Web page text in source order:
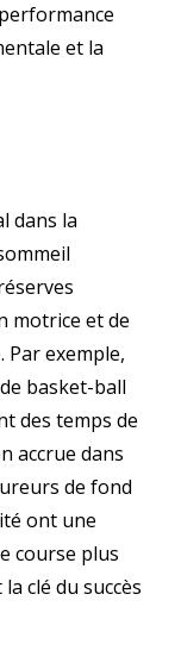
et la
dans la
motrice et de
exemple,
basket-ball
des temps de
accrue dans
de fond
ont une
course plus
clé du succès